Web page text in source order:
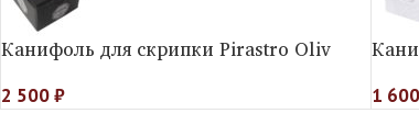
Канифоль для скрипки Pirastro Oliv
2 500₽ 1 600